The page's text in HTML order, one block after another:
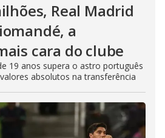
Real Madrid
a
cara do clube
19 anos supera o astro português
absolutos na transferência